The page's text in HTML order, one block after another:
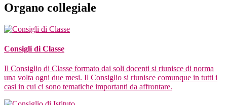
Organo collegiale
Consigli di Classe
Il Consiglio di Classe formato dai soli docenti si riunisce di norma
una volta ogni due mesi. Il Consiglio si riunisce comunque in tutti i
casi in cui ci sono tematiche importanti da affrontare.